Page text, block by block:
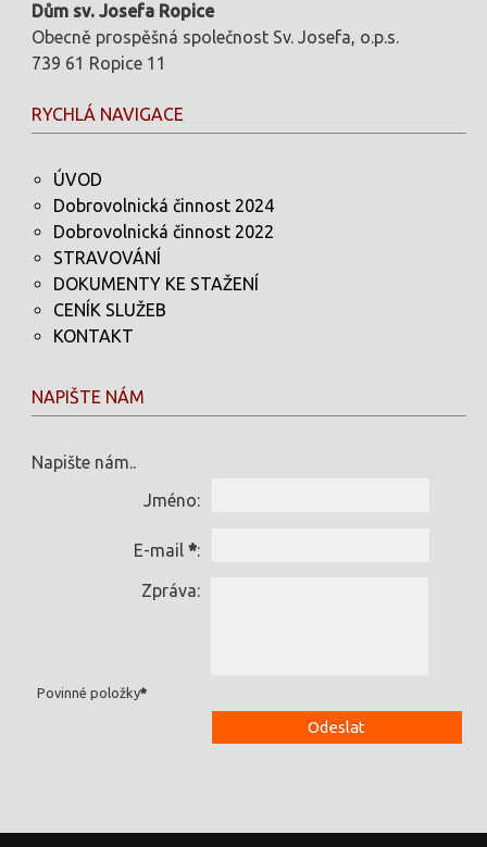
Dům sv. Josefa Ropice
Obecně prospěšná společnost Sv. Josefa, o.p.s.
739 61 Ropice 11
RYCHLÁ NAVIGACE
ÚVOD
Dobrovolnická činnost 2024
Dobrovolnická činnost 2022
STRAVOVÁNÍ
DOKUMENTY KE STAŽENÍ
CENÍK SLUŽEB
KONTAKT
NAPIŠTE NÁM
Napište nám..
Jméno:
E-mail*:
Zpráva:
Povinné položky*